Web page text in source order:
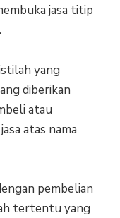
jasa titip
yang
diberikan
atau
atas nama
pembelian
tertentu yang